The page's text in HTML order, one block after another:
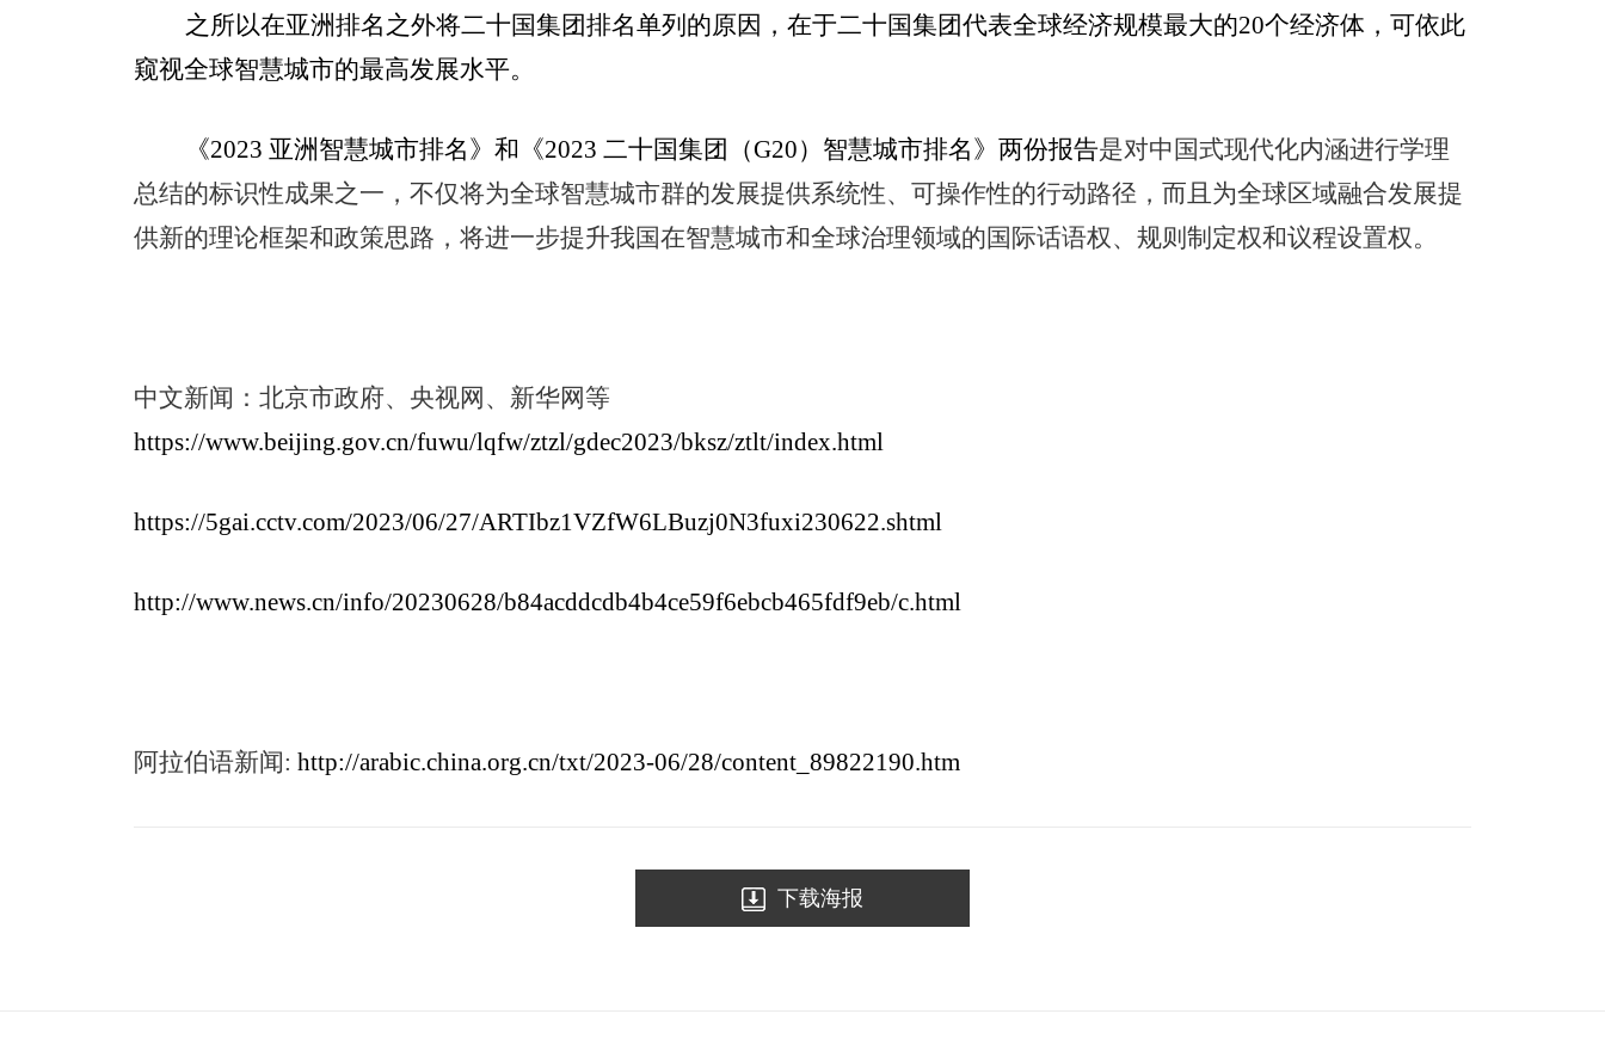
之所以在亚洲排名之外将二十国集团排名单列的原因，在于二十国集团代表全球经济规模最大的20个经济体，可依此
窥视全球智慧城市的最高发展水平。
《2023 亚洲智慧城市排名》和《2023二十国集团（G20）智慧城市排名》两份报告是对中国式现代化内涵进行学理
总结的标识性成果之一，不仅将为全球智慧城市群的发展提供系统性、可操作性的行动路径，而且为全球区域融合发展提
供新的理论框架和政策思路，将进一步提升我国在智慧城市和全球治理领域的国际话语权、规则制定权和议程设置权。
中文新闻：北京市政府、央视网、新华网等
https://www.beijing.gov.cn/fuwu/lqfw/ztzl/gdec2023/bksz/ztlt/index.html
https://5gai.cctv.com/2023/06/27/ARTIbz1VZfW6LBuzj0N3fuxi230622.shtml
http://www.news.cn/info/20230628/b84acddcdb4b4ce59f6ebcb465fdf9eb/c.html
阿拉伯语新闻:http://arabic.china.org.cn/txt/2023-06/28/content_89822190.htm
下载海报